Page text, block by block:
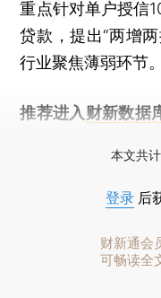
重点针对单户授信
贷款，提出“两增
行业聚焦薄弱环节。
推荐进入 财新数据
本文共
登录 后
财新通会
可畅读全